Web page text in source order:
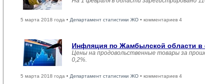
5 марта 2018 года • Департамент статистики ЖО • комментариев 4
Инфляция по Жамбылской области в
Цены на продовольственные товары за
0,2%.
5 марта 2018 года • Департамент статистики ЖО • комментариев 4